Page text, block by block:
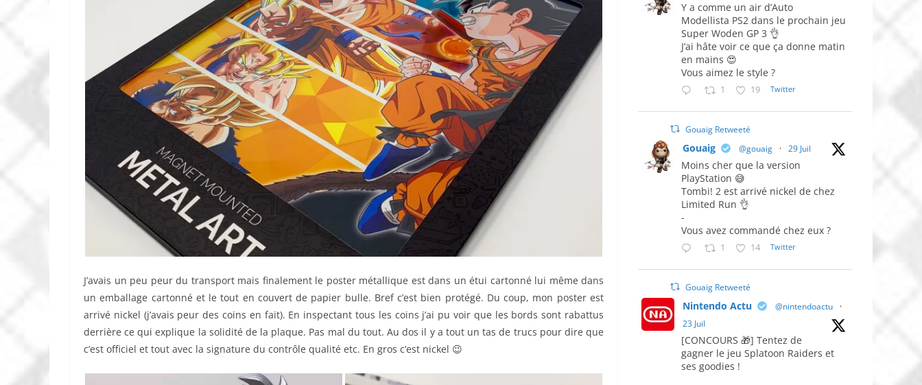
J’avais un peu peur du transport mais finalement le poster métallique est dans un étui cartonné lui même dans
un emballage cartonné et le tout en couvert de papier bulle. Bref c’est bien protégé. Du coup, mon poster est
arrivé nickel (j’avais peur des coins en fait). En inspectant tous les coins j’ai pu voir que les bords sont rabattus
derrière ce qui explique la solidité de la plaque. Pas mal du tout. Au dos il y a tout un tas de trucs pour dire que
c’est officiel et tout avec la signature du contrôle qualité etc. En gros c’est nickel 😉
Y a comme un air d’Auto
Modellista PS2 dans le prochain jeu
Super Woden GP 3 👌
J’ai hâte voir ce que ça donne matin
en mains 😍
Vous aimez le style ?
1 19 Twitter
Gouaig Retweeté
Gouaig @gouaig · 29 Juil
Moins cher que la version
PlayStation 😅
Tombi! 2 est arrivé nickel de chez
Limited Run 👌
-
Vous avez commandé chez eux ?
1 14 Twitter
Gouaig Retweeté
Nintendo Actu @nintendoactu
·
23 Juil
[CONCOURS 🎁] Tentez de
gagner le jeu Splatoon Raiders et
ses goodies !